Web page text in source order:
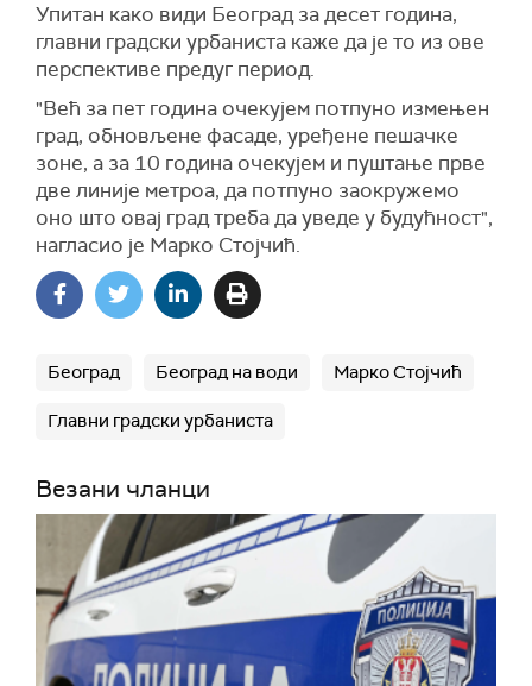
Упитан како види Београд за десет година,
главни градски урбаниста каже да је то из ове
перспективе предуг период.
"Већ за пет година очекујем потпуно измењен
град, обновљене фасаде, уређене пешачке
зоне, а за 10 година очекујем и пуштање прве
две линије метроа, да потпуно заокружемо
оно што овај град треба да уведе у будућност",
нагласио је Марко Стојчић.
Београд Београд на води Марко Стојчић
Главни градски урбаниста
Везани чланци